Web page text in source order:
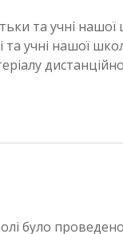
та учні
та учні нашої
було